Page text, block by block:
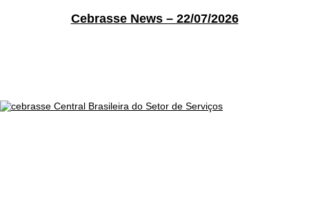
Cebrasse News – 22/07/2026